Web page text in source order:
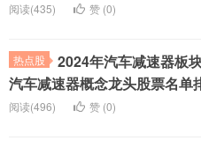
阅读(435)
赞 (0)
热点股
2024年汽车减速器板
汽车减速器概念龙头股票名单
阅读(496)
赞 (0)